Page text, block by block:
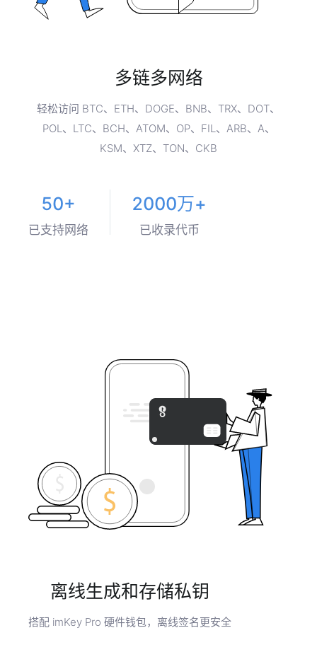
多链多网络
轻松访问 BTC、ETH、DOGE、BNB、TRX、DOT、
POL、LTC、BCH、ATOM、OP、FIL、ARB、A、
KSM、XTZ、TON、CKB
50+
已支持网络
2000万+
已收录代币
离线生成和存储私钥
搭配 imKey Pro 硬件钱包，离线签名更安全